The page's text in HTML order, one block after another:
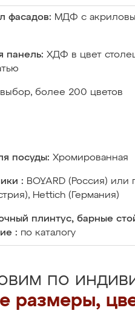
фасадов: МДФ с
панель: ХДФ в цвет
более 200 цветов
посуды: Хромированная
: BOYARD (Россия) или
Hettich (Германия)
плинтус, барные
: по каталогу
по
размеры,